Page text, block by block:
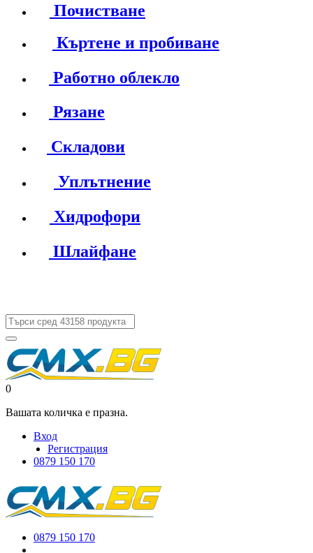
Почистване
Къртене и пробиване
Работно облекло
Рязане
Складови
Уплътнение
Хидрофори
Шлайфане
0
Вашата количка е празна.
Вход
Регистрация
0879 150 170
0879 150 170